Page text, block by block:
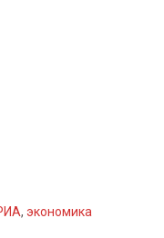
, экономика